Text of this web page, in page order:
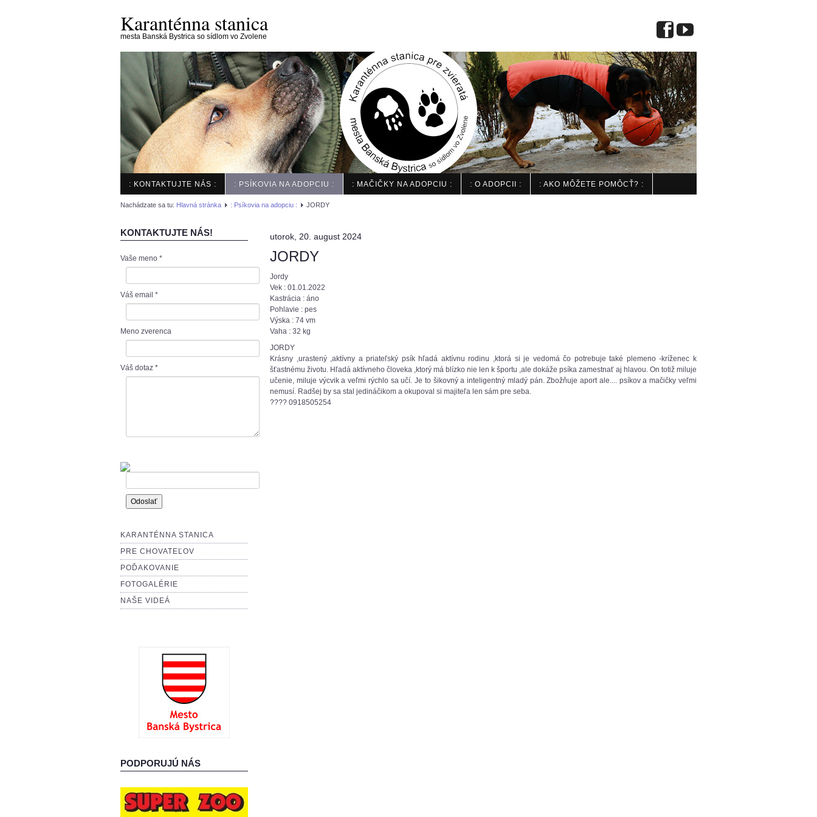
Karanténna stanica
mesta Banská Bystrica so sídlom vo Zvolene
: KONTAKTUJTE NÁS : : PSÍKOVIA NA ADOPCIU : : MAČIČKY NA ADOPCIU : : O ADOPCII : : AKO MÔŽETE POMÔCŤ? :
Nachádzate sa tu: Hlavná stránka : Psíkovia na adopciu : JORDY
KONTAKTUJTE NÁS!
Vaše meno *
Váš email *
Meno zverenca
Váš dotaz *
KARANTÉNNA STANICA
PRE CHOVATEĽOV
POĎAKOVANIE
FOTOGALÉRIE
NAŠE VIDEÁ
PODPORUJÚ NÁS
utorok, 20. august 2024
JORDY
Jordy
Vek : 01.01.2022
Kastrácia : áno
Pohlavie : pes
Výska : 74 vm
Vaha : 32 kg
JORDY
Krásny ,urastený ,aktívny a priateľský psík hľadá aktívnu rodinu ,ktorá si je vedomá čo potrebuje také plemeno -kríženec k
šťastnému životu. Hľadá aktívneho človeka ,ktorý má blízko nie len k športu ,ale dokáže psíka zamestnať aj hlavou. On totiž miluje
učenie, miluje výcvik a veľmi rýchlo sa učí. Je to šikovný a inteligentný mladý pán. Zbožňuje aport ale.... psíkov a mačičky veľmi
nemusí. Radšej by sa stal jedináčikom a okupoval si majiteľa len sám pre seba.
???? 0918505254